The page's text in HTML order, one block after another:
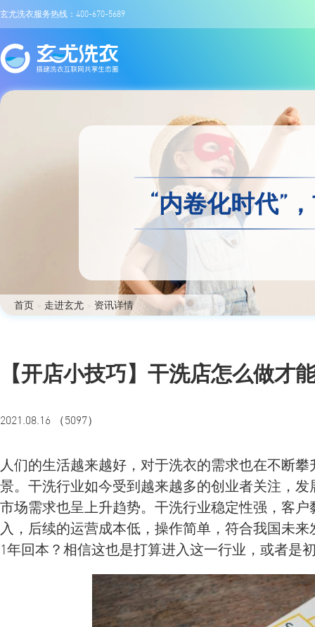
玄尤洗衣服务热线：400-670-5689
“内卷化时代”
首页 走进玄尤 > 资讯详情
【开店小技巧】干洗店怎么做才
2021.08.16 （5097）
人们的生活越来越好，对于洗衣的需求也在不断
景。干洗行业如今受到越来越多的创业者关注，
市场需求也呈上升趋势。干洗行业稳定性强，客
入，后续的运营成本低，操作简单，符合我国未
1年回本？相信这也是打算进入这一行业，或者是